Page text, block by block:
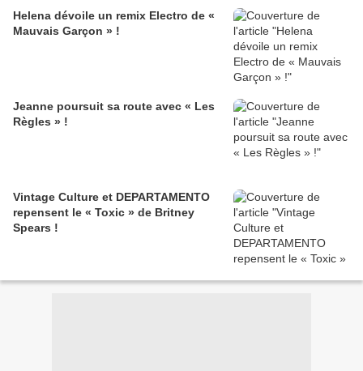
Helena dévoile un remix Electro de «
Mauvais Garçon » !
Jeanne poursuit sa route avec « Les
Règles » !
Vintage Culture et DEPARTAMENTO
repensent le « Toxic » de Britney
Spears !